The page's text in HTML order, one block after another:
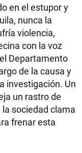
en el estupor y
nunca la
violencia,
con la voz
Departamento
de la causa y
investigación. Un
un rastro de
sociedad clama
frenar esta